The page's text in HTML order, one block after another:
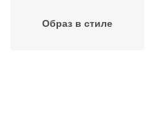
Образ в стиле